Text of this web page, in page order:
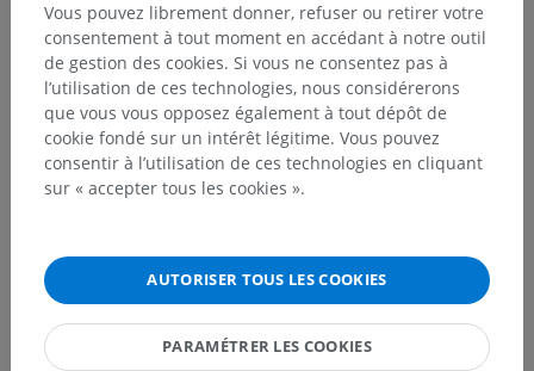
Anatomie humaine 1
Neuroanatomie humaine
Traductions
N’hésitez pas à nous suggérer une correction, une
Vous pouvez librement donner, refuser ou retirer votre
consentement à tout moment en accédant à notre outil
de gestion des cookies. Si vous ne consentez pas à
l’utilisation de ces technologies, nous considérerons
que vous vous opposez également à tout dépôt de
cookie fondé sur un intérêt légitime. Vous pouvez
consentir à l’utilisation de ces technologies en cliquant
sur « accepter tous les cookies ».
AUTORISER TOUS LES COOKIES
PARAMÉTRER LES COOKIES